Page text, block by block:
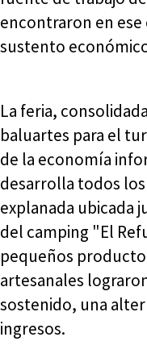
encontraron en ese
sustento
La feria,
baluartes para el
de la economía
desarrolla todos
explanada ubicada
del camping "El
pequeños
artesanales
sostenido, una
ingresos.